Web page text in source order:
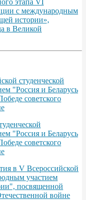
с международным
истории»,
в Великой
студенческой
"Россия и Беларусь
советского
"Россия и Беларусь
советского
в V Всероссийской
участием
посвященной
войне